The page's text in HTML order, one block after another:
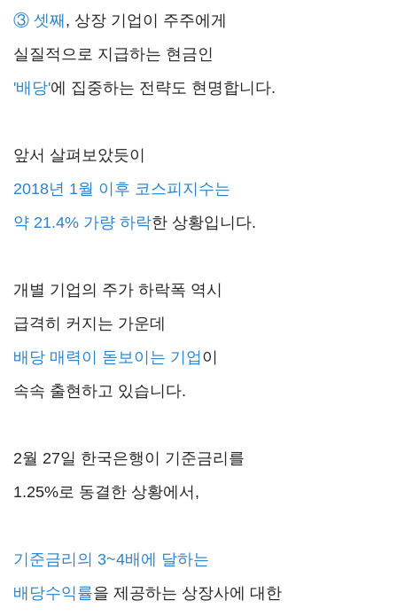
③ 셋째, 상장 기업이 주주에게
실질적으로 지급하는 현금인
'배당'에 집중하는 전략도 현명합니다.
앞서 살펴보았듯이
2018년 1월 이후 코스피지수는
약 21.4% 가량 하락한 상황입니다.
개별 기업의 주가 하락폭 역시
급격히 커지는 가운데
배당 매력이 돋보이는 기업 이
속속 출현하고 있습니다.
2월 27일 한국은행이 기준금리를
1.25%로 동결한 상황에서,
기준금리의 3~4배에 달하는
배당수익률을 제공하는 상장사에 대한